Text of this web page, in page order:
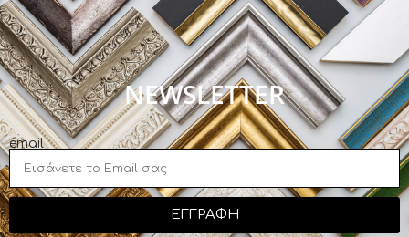
NEWSLETTER
email
ΕΓΓΡΑΦΗ